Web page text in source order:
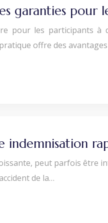
garanties pour
pour les participants à
offre des
indemnisation
peut parfois être
de la…